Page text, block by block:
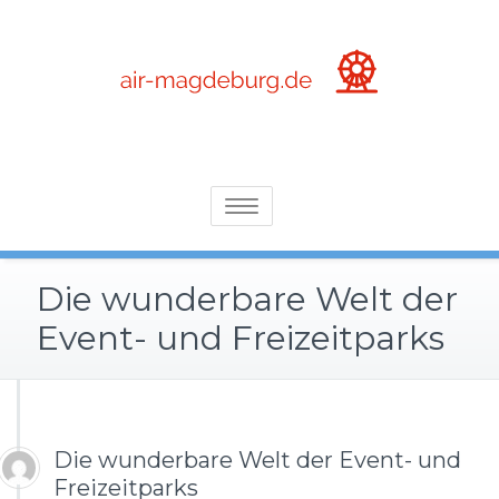
Air-magdeburg.de
Toggle
Die wunderbare Welt der
Event- und Freizeitparks
Die wunderbare Welt der Event- und
Freizeitparks